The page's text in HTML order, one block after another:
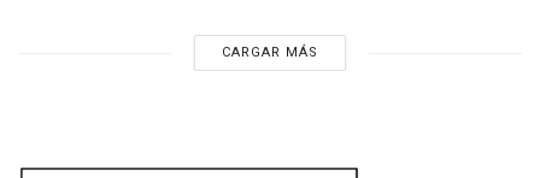
CARGAR MÁS